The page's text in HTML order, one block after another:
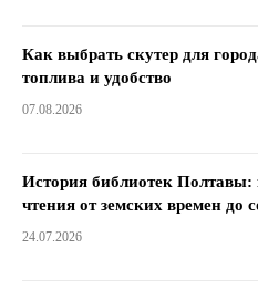
Как выбрать скутер для
топлива и удобство
07.08.2026
История библиотек Полтавы:
чтения от земских времен до
24.07.2026